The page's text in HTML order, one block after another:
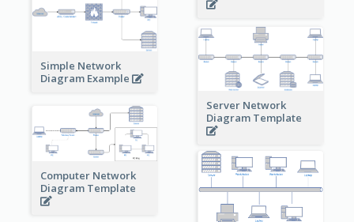
Simple Network
Diagram Example
Server Network
Diagram Template
Computer Network
Diagram Template